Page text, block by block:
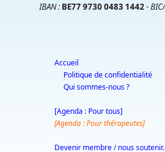
IBAN : BE77 9730 0483 1442-
Accueil
Politique de confidentialité
Qui sommes-nous ?
[Agenda : Pour tous]
[Agenda : Pour thérapeutes]
Devenir membre / nous